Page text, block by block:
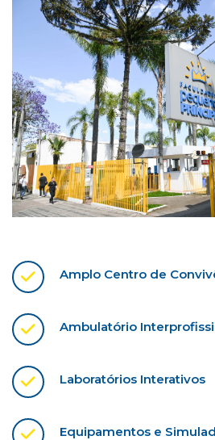
Amplo Centro de
Ambulatório
Laboratórios Interativos
Equipamentos e